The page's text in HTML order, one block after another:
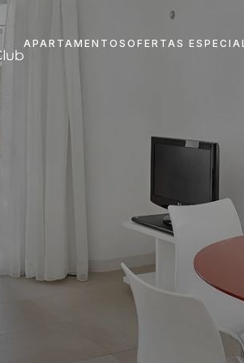
APARTAMENTOS OFERTAS
Importante
Programa StayGolden